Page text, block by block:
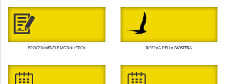
PROCEDIMENTI E MODULISTICA RISERVA DELLA BIOSFERA